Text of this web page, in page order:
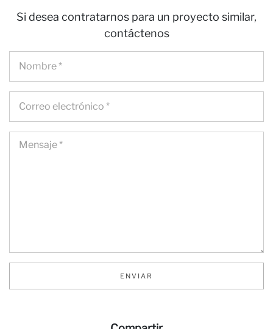
Si desea contratarnos para un proyecto similar,
contáctenos
ENVIAR